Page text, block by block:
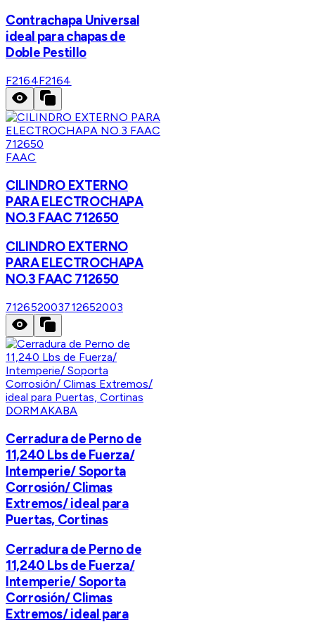
Contrachapa Universal
ideal para chapas de
Doble Pestillo
F2164F2164
FAAC
CILINDRO EXTERNO
PARA ELECTROCHAPA
NO.3 FAAC 712650
CILINDRO EXTERNO
PARA ELECTROCHAPA
NO.3 FAAC 712650
712652003712652003
DORMAKABA
Cerradura de Perno de
11,240 Lbs de Fuerza/
Intemperie/ Soporta
Corrosión/ Climas
Extremos/ ideal para
Puertas, Cortinas
Cerradura de Perno de
11,240 Lbs de Fuerza/
Intemperie/ Soporta
Corrosión/ Climas
Extremos/ ideal para